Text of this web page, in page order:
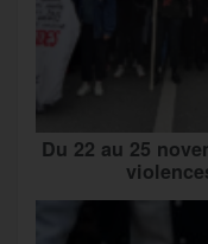
Du 22 au 25